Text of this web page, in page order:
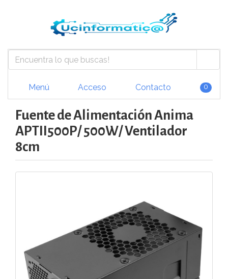
Menú Acceso Contacto 0
Fuente de Alimentación Anima
APTII500P/ 500W/ Ventilador
8cm